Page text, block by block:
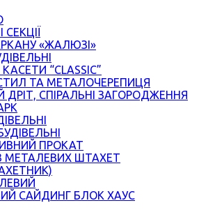
«ЖАЛЮЗІ»
“CLASSIC”
ТА МЕТАЛОЧЕРЕПИЦЯ
СПІРАЛЬНІ ЗАГОРОДЖЕННЯ
ПРОКАТ
МЕТАЛЕВИХ ШТАХЕТ
САЙДИНГ БЛОК ХАУС